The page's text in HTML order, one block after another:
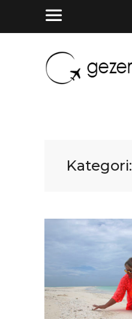
Kategori: